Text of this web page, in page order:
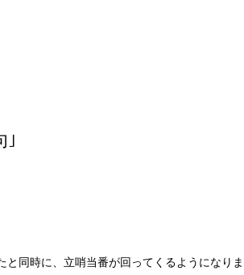
｣
と同時に、立哨当番が回ってくるようになりま